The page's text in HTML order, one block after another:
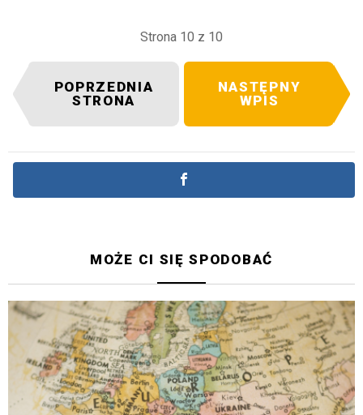
Strona 10 z 10
POPRZEDNIA
STRONA
NASTĘPNY
WPIS
MOŻE CI SIĘ SPODOBAĆ